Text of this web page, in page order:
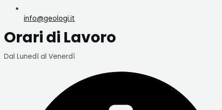
info@geologi.it
Orari di Lavoro
Dal Lunedì al Venerdì